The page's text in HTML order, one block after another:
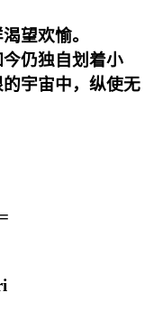
望欢愉。
仍独自划着小
宇宙中，纵使无